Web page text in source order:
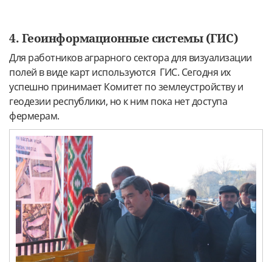
4. Геоинформационные системы (ГИС)
Для работников аграрного сектора для визуализации
полей в виде карт используются ГИС. Сегодня их
успешно принимает Комитет по землеустройству и
геодезии республики, но к ним пока нет доступа
фермерам.